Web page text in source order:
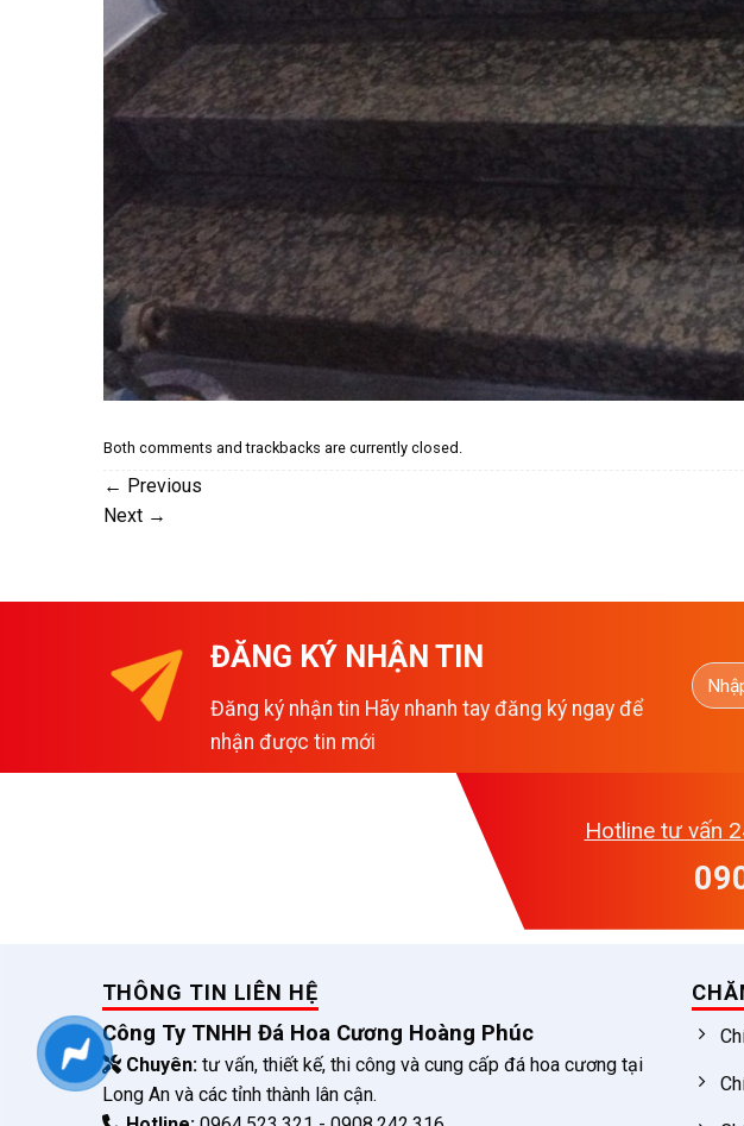
Both comments and trackbacks are currently closed.
← Previous
Next →
ĐĂNG KÝ NHẬN TIN
Đăng ký nhận tin Hãy nhanh tay đăng ký ngay để
nhận được tin mới
Hotline tư vấn
THÔNG TIN LIÊN HỆ
Công Ty TNHH Đá Hoa Cương Hoàng Phúc
Chuyên:tư vấn, thiết kế, thi công và cung cấp đá hoa cương tại
Long An và các tỉnh thành lân cận.